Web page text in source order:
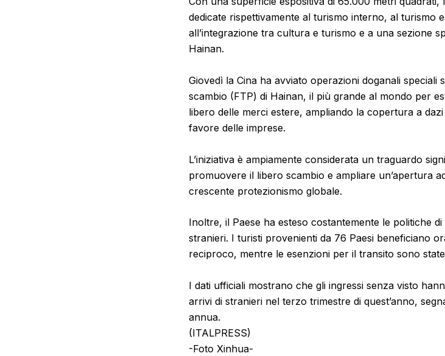
dedicate rispettivamente al turismo interno, al turismo
all’integrazione tra cultura e turismo e a una sezione
Hainan.
Giovedì la Cina ha avviato operazioni doganali speciali
scambio (FTP) di Hainan, il più grande al mondo per
libero delle merci estere, ampliando la copertura a
favore delle imprese.
L’iniziativa è ampiamente considerata un traguardo
promuovere il libero scambio e ampliare un’apertura
crescente protezionismo globale.
Inoltre, il Paese ha esteso costantemente le politiche
stranieri. I turisti provenienti da 76 Paesi beneficiano
reciproco, mentre le esenzioni per il transito sono state
I dati ufficiali mostrano che gli ingressi senza visto
arrivi di stranieri nel terzo trimestre di quest’anno,
annua.
(ITALPRESS)
-Foto Xinhua-